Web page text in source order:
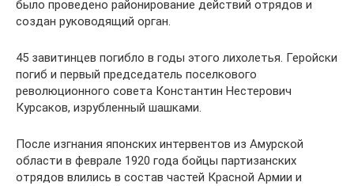
было проведено районирование действий отрядов и
создан руководящий орган.
45 завитинцев погибло в годы этого лихолетья. Геройски
погиб и первый председатель поселкового
революционного совета Константин Нестерович
Курсаков, изрубленный шашками.
После изгнания японских интервентов из Амурской
области в феврале 1920 года бойцы партизанских
отрядов влились в состав частей Красной Армии и